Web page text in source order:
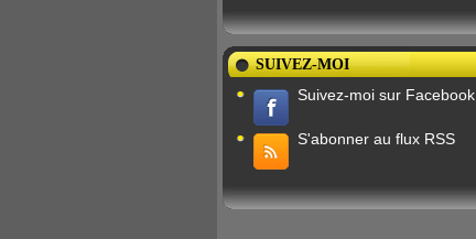
SUIVEZ-MOI
Suivez-moi sur Facebook
S'abonner au flux RSS